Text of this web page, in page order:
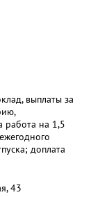
выплаты за
работа на 1,5
доплата
43